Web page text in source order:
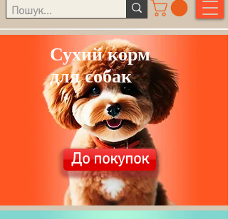
Сухий корм
для собак
До покупок